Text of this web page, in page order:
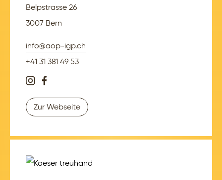
Belpstrasse 26
3007 Bern
info@aop-igp.ch
+41 31 381 49 53
Zur Webseite